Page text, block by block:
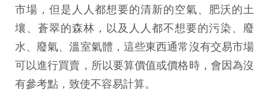
市場，但是人人都想要的清新的空氣、肥沃的土
壤、蒼翠的森林，以及人人都不想要的污染、廢
水、廢氣、溫室氣體，這些東西通常沒有交易市場
可以進行買賣，所以要算價值或價格時，會因為沒
有參考點，致使不容易計算。